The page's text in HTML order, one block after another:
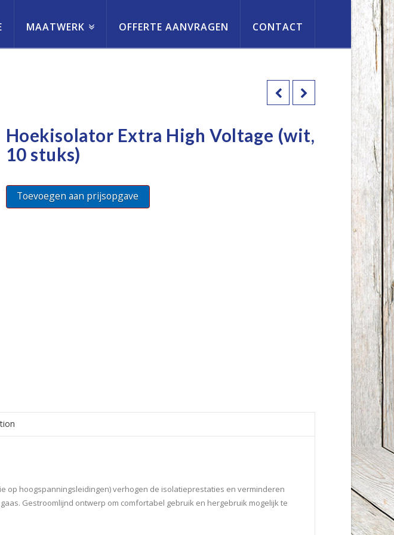
MAATWERK OFFERTE AANVRAGEN CONTACT
Hoekisolator Extra High Voltage (wit,
10 stuks)
Toevoegen aan prijsopgave
op hoogspanningsleidingen) verhogen de isolatieprestaties en verminderen
Gestroomlijnd ontwerp om comfortabel gebruik en hergebruik mogelijk te